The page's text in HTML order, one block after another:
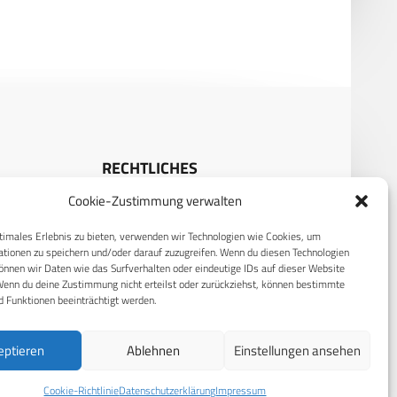
Cookie-Zustimmung verwalten
Erlebnis zu bieten, verwenden wir Technologien wie Cookies, um
zu speichern und/oder darauf zuzugreifen. Wenn du diesen Technologien
wir Daten wie das Surfverhalten oder eindeutige IDs auf dieser Website
du deine Zustimmung nicht erteilst oder zurückziehst, können bestimmte
Funktionen beeinträchtigt werden.
Ablehnen Einstellungen ansehen
Cookie-RichtlinieDatenschutzerklärungImpressum
RECHTLICHES
Datenschutzerklärung
Cookie-Richtlinie (EU)
AGB
Compliance